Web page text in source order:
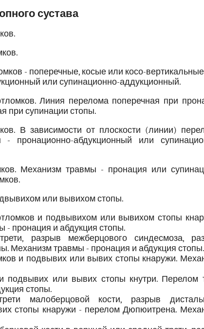
сустава
- поперечные, косые или косо-
или супинационно-аддукционный.
Линия перелома поперечная при
при супинации стопы.
В зависимости от плоскости (линии)
пронационно-абдукционный или
Механизм травмы - пронация или
или вывихом стопы.
и подвывихом или вывихом стопы
- пронация и абдукция стопы.
разрыв межберцового синдесмоза,
Механизм травмы - пронация и абдукция стопы.
и подвывих или вывих стопы кнаружи.
или вывих стопы кнутри. Перелом
стопы.
малоберцовой кости, разрыв
стопы кнаружи - перелом Дюпюитрена.